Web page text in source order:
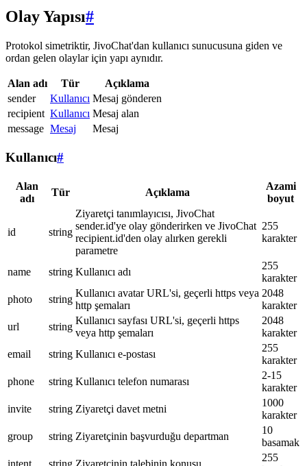
Olay Yapısı#
Protokol simetriktir, JivoChat'dan kullanıcı sunucusuna giden ve
ordan gelen olaylar için yapı aynıdır.
Alan adı Tür
Açıklama
sender
Kullanıcı Mesaj gönderen
recipient Kullanıcı Mesaj alan
message Mesaj Mesaj
Kullanıcı#
Alan
adı
Tür Açıklama
Azami
boyut
id string
Ziyaretçi tanımlayıcısı, JivoChat
sender.id'ye olay gönderirken ve JivoChat
recipient.id'den olay alırken gerekli
parametre
255
karakter
name string Kullanıcı adı
255
karakter
photo
string
Kullanıcı avatar URL'si, geçerli https veya
http şemaları
2048
karakter
url
string
Kullanıcı sayfası URL'si, geçerli https
veya http şemaları
2048
karakter
email
string Kullanıcı e-postası
255
karakter
phone
string Kullanıcı telefon numarası
2-15
karakter
invite
string Ziyaretçi davet metni
1000
karakter
group
string Ziyaretçinin başvurduğu departman
10
basamak
intent
string Ziyaretçinin talebinin konusu
255